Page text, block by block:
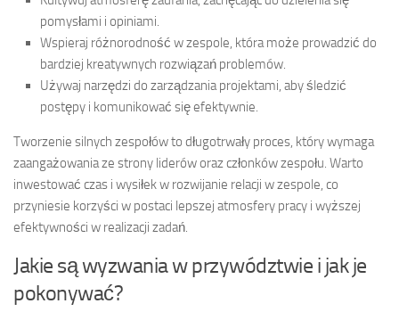
pomysłami i opiniami.
Wspieraj różnorodność w zespole, która może prowadzić do
bardziej kreatywnych rozwiązań problemów.
Używaj narzędzi do zarządzania projektami, aby śledzić
postępy i komunikować się efektywnie.
Tworzenie silnych zespołów to długotrwały proces, który wymaga
zaangażowania ze strony liderów oraz członków zespołu. Warto
inwestować czas i wysiłek w rozwijanie relacji w zespole, co
przyniesie korzyści w postaci lepszej atmosfery pracy i wyższej
efektywności w realizacji zadań.
Jakie są wyzwania w przywództwie i jak je
pokonywać?